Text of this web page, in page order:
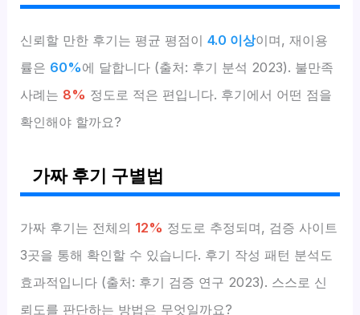
신뢰할 만한 후기는 평균 평점이4.0 이상이며, 재이용
률은 60%에 달합니다 (출처: 후기 분석 2023). 불만족
사례는 8% 정도로 적은 편입니다. 후기에서 어떤 점을
확인해야 할까요?
가짜 후기 구별법
가짜 후기는 전체의 12% 정도로 추정되며, 검증 사이트
3곳을 통해 확인할 수 있습니다. 후기 작성 패턴 분석도
효과적입니다 (출처: 후기 검증 연구 2023). 스스로 신
뢰도를 판단하는 방법은 무엇일까요?